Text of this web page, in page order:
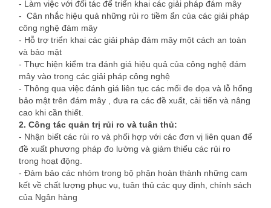
- Làm việc với đối tác để triển khai các giải pháp đám mây
- Cân nhắc hiệu quả những rủi ro tiềm ẩn của các giải pháp
công nghệ đám mây
- Hỗ trợ triển khai các giải pháp đám mây một cách an toàn
và bảo mật
- Thực hiện kiểm tra đánh giá hiệu quả của công nghệ đám
mây vào trong các giải pháp công nghệ
- Thông qua việc đánh giá liên tục các mối đe dọa và lỗ hổng
bảo mật trên đám mây , đưa ra các đề xuất, cải tiến và nâng
cao khi cần thiết.
2. Công tác quản trị rủi ro và tuân thủ:
- Nhận biết các rủi ro và phối hợp với các đơn vị liên quan để
đề xuất phương pháp đo lường và giảm thiểu các rủi ro
trong hoạt động.
- Đảm bảo các nhóm trong bộ phận hoàn thành những cam
kết về chất lượng phục vụ, tuân thủ các quy định, chính sách
của Ngân hàng